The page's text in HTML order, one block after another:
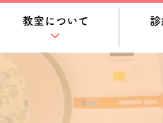
教室について